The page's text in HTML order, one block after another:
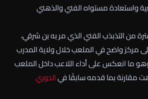
واستعادة مستواه الفني والذهني
من التذبذب الفني الذي مر به بن شرقي،
مركز واضح في الملعب خلال ولاية المدرب
ما انعكس على أداء اللاعب داخل الملعب
مقارنة بما قدمه سابقًا فيالدوري